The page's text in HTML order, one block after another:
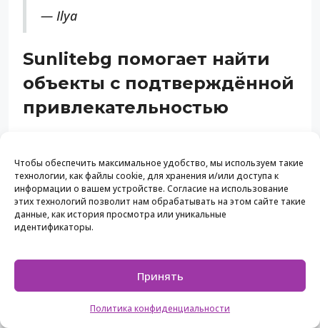
Чтобы обеспечить максимальное удобство, мы используем такие
технологии, как файлы cookie, для хранения и/или доступа к
информации о вашем устройстве. Согласие на использование
этих технологий позволит нам обрабатывать на этом сайте такие
данные, как история просмотра или уникальные
идентификаторы.
Принять
Политика конфиденциальности
— Ilya
Sunlitebg помогает найти
объекты с подтверждённой
привлекательностью
продаже недвижимости на болгарском
черноморском побережье: апартаменты, виллы,
дома и коммерческие объекты в Несебре,
Солнечном Береге, Святом Власе, Бургасе и других
ключевых локациях. Каждый объект в портфеле
непрозрачными активами.